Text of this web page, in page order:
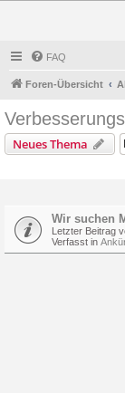
FAQ
Foren-Übersicht
Neues Thema
Wir suchen
Letzter Beitrag
Verfasst in